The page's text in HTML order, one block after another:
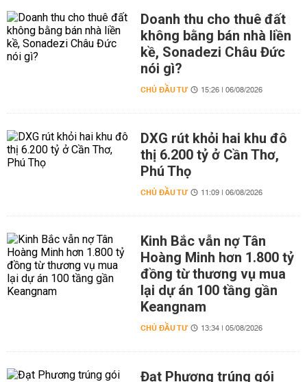
Doanh thu cho thuê đất
không bằng bán nhà liền
kề, Sonadezi Châu Đức
nói gì?
CHỦ ĐẦU TƯ 15:26 | 06/08/2026
DXG rút khỏi hai khu đô
thị 6.200 tỷ ở Cần Thơ,
Phú Thọ
CHỦ ĐẦU TƯ 11:09 | 06/08/2026
Kinh Bắc vẫn nợ Tân
Hoàng Minh hơn 1.800 tỷ
đồng từ thương vụ mua
lại dự án 100 tầng gần
Keangnam
CHỦ ĐẦU TƯ 13:34 | 05/08/2026
Đạt Phương trúng gói